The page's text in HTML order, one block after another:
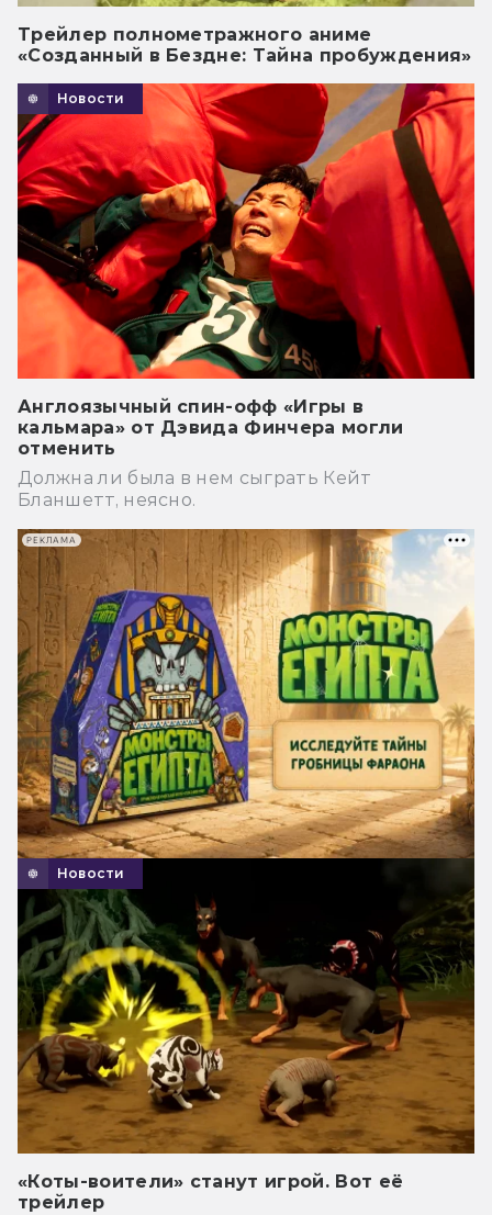
Трейлер полнометражного аниме
«Созданный в Бездне: Тайна пробуждения»
Новости
Англоязычный спин-офф «Игры в
кальмара» от Дэвида Финчера могли
отменить
Должна ли была в нем сыграть Кейт
Бланшетт, неясно.
Новости
«Коты-воители» станут игрой. Вот её
трейлер
РЕКЛАМА